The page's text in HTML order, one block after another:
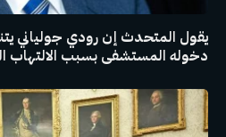
يقول المتحدث إن رودي جولياني
دخوله المستشفى بسبب الالتهاب